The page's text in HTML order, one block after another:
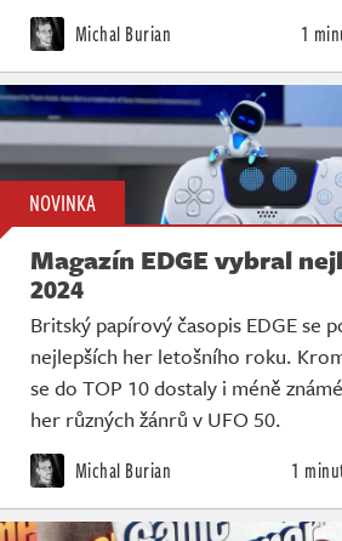
Michal Burian 1
NOVINKA
Magazín EDGE vybral
2024
Britský papírový časopis EDGE se
nejlepších her letošního roku.
se do TOP 10 dostaly i méně
her různých žánrů v UFO 50.
Michal Burian 1